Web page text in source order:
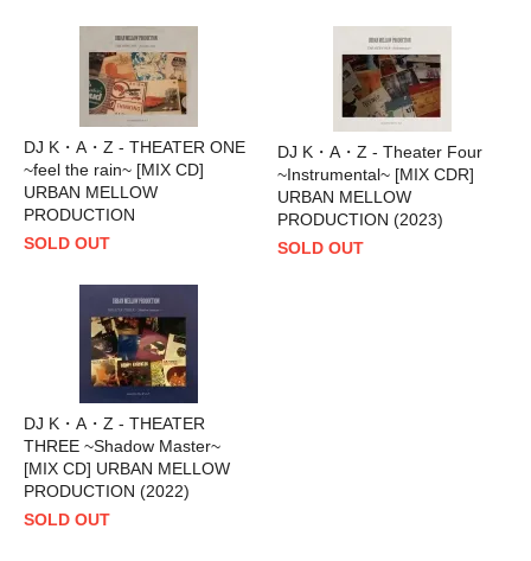
DJ K・A・Z - THEATER ONE
~feel the rain~ [MIX CD]
URBAN MELLOW
PRODUCTION
SOLD OUT
DJ K・A・Z - Theater Four
~Instrumental~ [MIX CDR]
URBAN MELLOW
PRODUCTION (2023)
SOLD OUT
DJ K・A・Z - THEATER
THREE ~Shadow Master~
[MIX CD] URBAN MELLOW
PRODUCTION (2022)
SOLD OUT